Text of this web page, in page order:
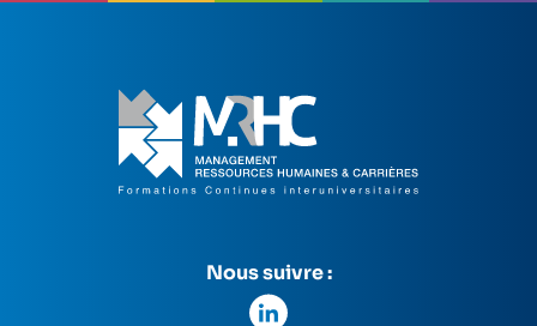
Nous suivre :